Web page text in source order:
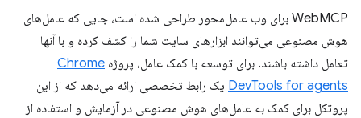
WebMCP برای وب عامل‌محور طراحی شده است، جایی که عامل‌های
هوش مصنوعی می‌توانند ابزارهای سایت شما را کشف کرده و با آنها
تعامل داشته باشند. برای توسعه با کمک عامل، پروژه Chrome
DevTools for agents یک رابط تخصصی ارائه می‌دهد که از این
پروتکل برای کمک به عامل‌های هوش مصنوعی در آزمایش و استفاده از